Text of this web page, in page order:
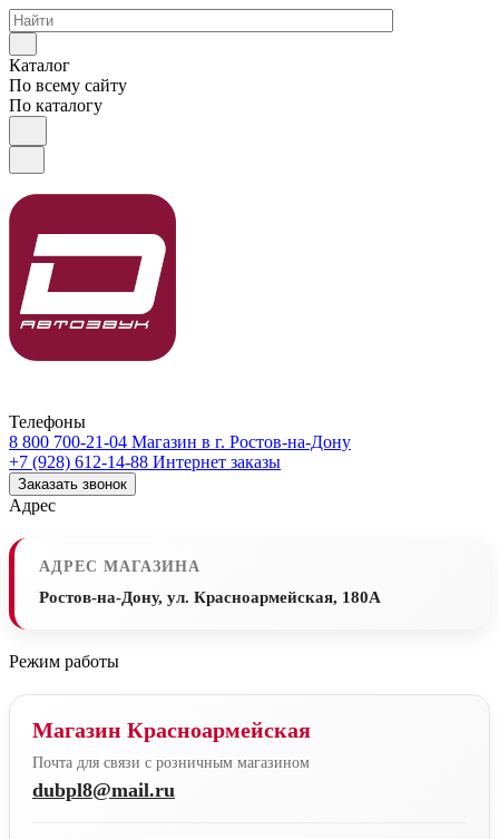
Каталог
По всему сайту
По каталогу
Телефоны
8 800 700-21-04 Магазин в г. Ростов-на-Дону
+7 (928) 612-14-88 Интернет заказы
Заказать звонок
Адрес
АДРЕС МАГАЗИНА
Ростов-на-Дону, ул. Красноармейская, 180А
Режим работы
Магазин Красноармейская
Почта для связи с розничным магазином
dubpl8@mail.ru